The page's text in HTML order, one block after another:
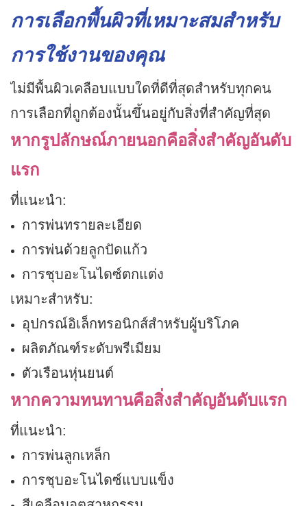
การเลือกพื้นผิวที่เหมาะสมสำหรับ
การใช้งานของคุณ
ไม่มีพื้นผิวเคลือบแบบใดที่ดีที่สุดสำหรับทุกคน
การเลือกที่ถูกต้องนั้นขึ้นอยู่กับสิ่งที่สำคัญที่สุด
หากรูปลักษณ์ภายนอกคือสิ่งสำคัญอันดับ
แรก
ที่แนะนำ:
การพ่นทรายละเอียด
การพ่นด้วยลูกปัดแก้ว
การชุบอะโนไดซ์ตกแต่ง
เหมาะสำหรับ:
อุปกรณ์อิเล็กทรอนิกส์สำหรับผู้บริโภค
ผลิตภัณฑ์ระดับพรีเมียม
ตัวเรือนหุ่นยนต์
หากความทนทานคือสิ่งสำคัญอันดับแรก
ที่แนะนำ:
การพ่นลูกเหล็ก
การชุบอะโนไดซ์แบบแข็ง